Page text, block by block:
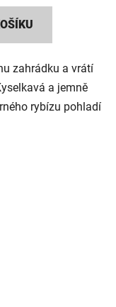
zahrádku a vrátí
a jemně
rybízu pohladí